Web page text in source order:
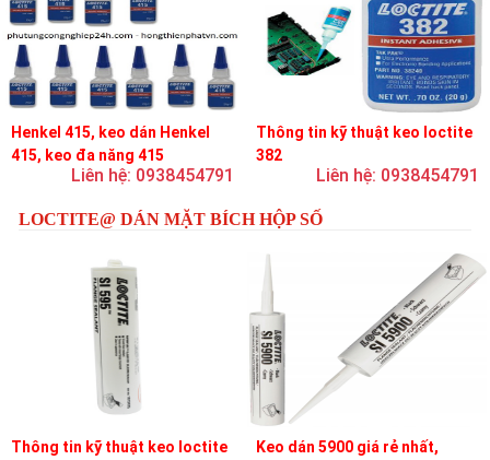
Henkel 415, keo dán Henkel
415, keo đa năng 415
Liên hệ: 0938454791
Thông tin kỹ thuật keo loctite
382
Liên hệ: 0938454791
LOCTITE@ DÁN MẶT BÍCH HỘP SỐ
Thông tin kỹ thuật keo loctite
Keo dán 5900 giá rẻ nhất,